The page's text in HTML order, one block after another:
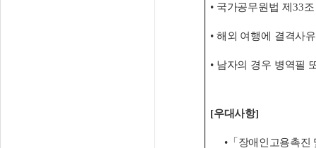
• 국가공무원법 제 33
• 해외 여행에 결격사
• 남자의 경우 병역필
[우대사항]
•「 장애인고용촉진